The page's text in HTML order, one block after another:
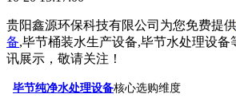
贵阳鑫源环保科技有限公司为您免费提供
备,毕节桶装水生产设备,毕节水处理设备
讯展示，敬请关注！
毕节纯净水处理设备核心选购维度